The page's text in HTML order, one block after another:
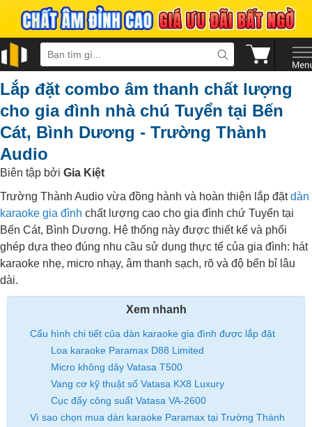
Lắp đặt combo âm thanh chất lượng
cho gia đình nhà chú Tuyển tại Bến
Cát, Bình Dương - Trường Thành
Audio
Biên tập bởi Gia Kiệt
Trường Thành Audio vừa đồng hành và hoàn thiện lắp đặtdàn
karaoke gia đình chất lượng cao cho gia đình chứ Tuyển tại
Bến Cát, Bình Dương. Hệ thống này được thiết kế và phối
ghép dựa theo đúng nhu cầu sử dụng thực tế của gia đình: hát
karaoke nhẹ, micro nhạy, âm thanh sạch, rõ và độ bển bỉ lâu
dài.
Xem nhanh
Cấu hình chi tiết của dàn karaoke gia đình được lắp đặt
Loa karaoke Paramax D88 Limited
Micro không dây Vatasa T500
Vang cơ kỹ thuật số Vatasa KX8 Luxury
Cục đẩy công suất Vatasa VA-2600
Vì sao chọn mua dàn karaoke Paramax tại Trường Thành